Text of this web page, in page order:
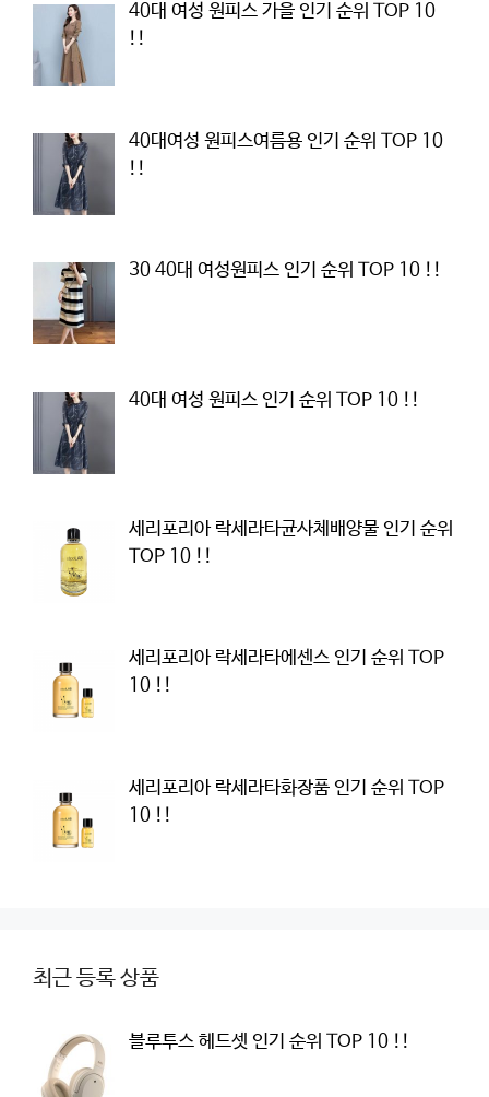
40대 여성 원피스 가을 인기 순위 TOP 10
!!
40대여성 원피스여름용 인기 순위 TOP 10
!!
30 40대 여성원피스 인기 순위 TOP 10 !!
40대 여성 원피스 인기 순위 TOP 10 !!
세리포리아 락세라타균사체배양물 인기 순위
TOP 10 !!
세리포리아 락세라타에센스 인기 순위 TOP
10 !!
세리포리아 락세라타화장품 인기 순위 TOP
10 !!
최근 등록 상품
블루투스 헤드셋 인기 순위 TOP 10 !!